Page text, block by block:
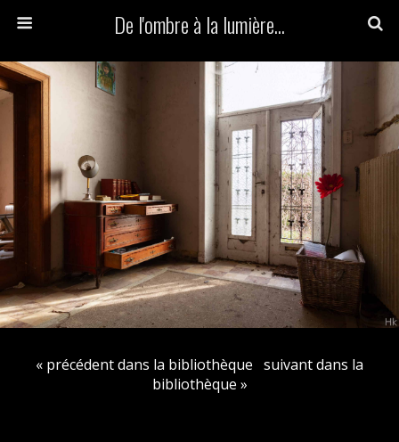
De l'ombre à la lumière...
« précédent dans la bibliothèque suivant dans la
bibliothèque »